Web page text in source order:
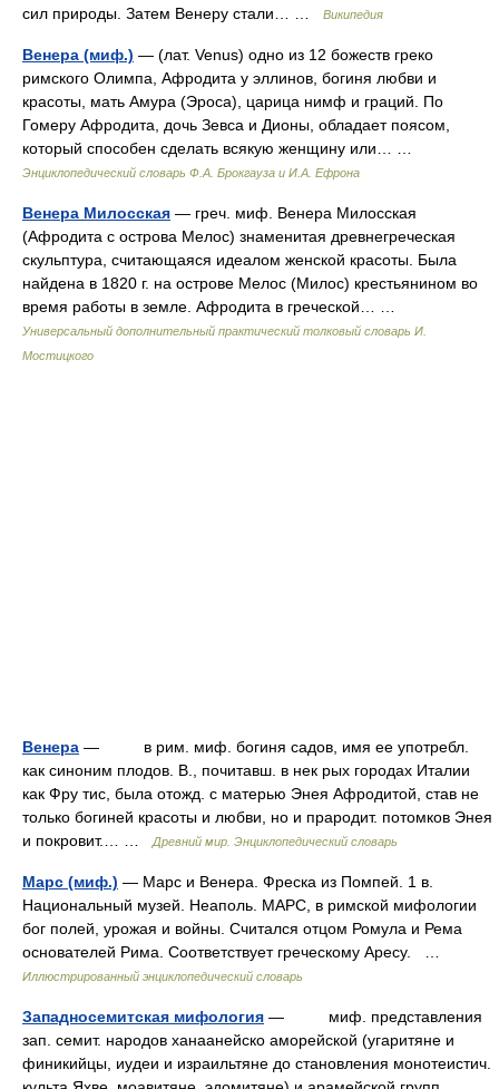
сил природы. Затем Венеру стали… …
Википедия
Венера (миф.) — (лат. Venus) одно из 12 божеств греко
римского Олимпа, Афродита у эллинов, богиня любви и
красоты, мать Амура (Эроса), царица нимф и граций. По
Гомеру Афродита, дочь Зевса и Дионы, обладает поясом,
который способен сделать всякую женщину или… …
Энциклопедический словарь Ф.А. Брокгауза и И.А. Ефрона
Венера Милосская — греч. миф. Венера Милосская
(Афродита с острова Мелос) знаменитая древнегреческая
скульптура, считающаяся идеалом женской красоты. Была
найдена в 1820 г. на острове Мелос (Милос) крестьянином во
время работы в земле. Афродита в греческой… …
Универсальный дополнительный практический толковый словарь И.
Мостицкого
Венера — в рим. миф. богиня садов, имя ее употребл.
как синоним плодов. В., почитавш. в нек рых городах Италии
как Фру тис, была отожд. с матерью Энея Афродитой, став не
только богиней красоты и любви, но и прародит. потомков Энея
и покровит.… …
Древний мир. Энциклопедический словарь
Марс (миф.) — Марс и Венера. Фреска из Помпей. 1 в.
Национальный музей. Неаполь. МАРС, в римской мифологии
бог полей, урожая и войны. Считался отцом Ромула и Рема
основателей Рима. Соответствует греческому Аресу. …
Иллюстрированный энциклопедический словарь
Западносемитская мифология — миф. представления
зап. семит. народов ханаанейско аморейской (угаритяне и
финикийцы, иудеи и израильтяне до становления монотеистич.